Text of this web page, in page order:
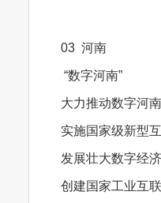
03 河南
“数字河南”
大力推动数字河
实施国家级新型
发展壮大数字经
创建国家工业互